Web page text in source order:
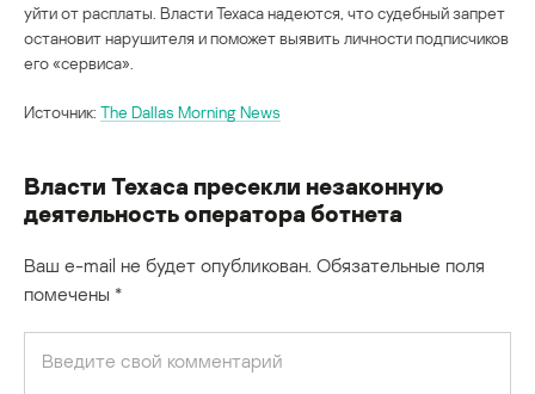
уйти от расплаты. Власти Техаса надеются, что судебный запрет
остановит нарушителя и поможет выявить личности подписчиков
его «сервиса».
Источник: The Dallas Morning News
Власти Техаса пресекли незаконную
деятельность оператора ботнета
Ваш e-mail не будет опубликован. Обязательные поля
помечены *